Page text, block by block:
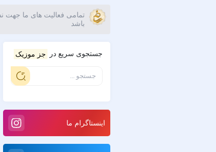
تمامی فعالیت های ما جهت
باشد
جستجوی سریع در جز موزیک
اینستاگرام ما